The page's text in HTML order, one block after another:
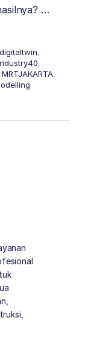
…
digitaltwin,
,
MRTJAKARTA,